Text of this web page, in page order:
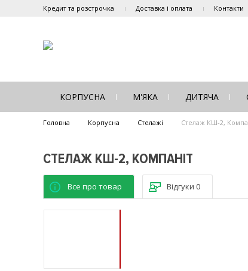
Кредит та розстрочка Доставка і оплата Контакти
КОРПУСНА М'ЯКА ДИТЯЧА
Головна Корпусна Стелажі Стелаж КШ-2,
СТЕЛАЖ КШ-2, КОМПАНІТ
Все про товар Відгуки 0